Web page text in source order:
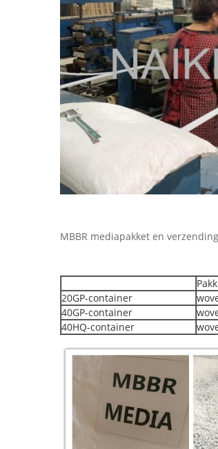
MBBR mediapakket en verzending
20GP-container
40GP-container
40HQ-container